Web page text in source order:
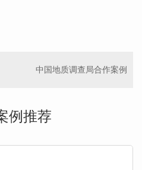
中国地质调查局合作案例
例推荐